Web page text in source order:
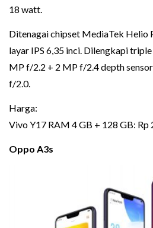
18 watt.
Ditenagai chipset MediaTek Helio
layar IPS 6,35 inci. Dilengkapi
MP f/2.2 + 2 MP f/2.4 depth
f/2.0.
Harga:
Vivo Y17 RAM 4 GB + 128 GB: Rp
Oppo A3s